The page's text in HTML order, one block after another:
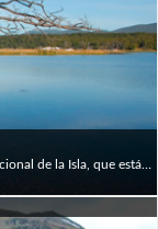
Es una excursión que propone visitar el único Parque Nacional de la Isla, que está ubicado a 12 Km hacia el Oeste de la ciudad de Ushuaia, cerca de la frontera con Chile. Dentro del Parque Nacional se podrá contemplar la flora local compuesta por lengas, guindos, ñires y diferentes especies de arbustos y flores que alcanzan una gran altura y que se vuelven verdaderamente bellos durante el invierno. La fauna está representada tanto por especies nativas como por algunas foráneas, como por ejemplo el zorro colorado, castor, conejo y diferentes especies de pájaros. El Parque aloja paisajes maravillosos como la Bahía Ensenada, el Lago Roca y la Bahía Lapataia, que también se visitarán en el recorrido, incluyendo una pequeña caminata por la orilla del Lago donde observaremos castoreras para llegar a la Bahía Lapataia, ubicada al final de la Ruta Nacional Nº 3 (Ruta Panamericana) a 3063 Km de la ciudad de Buenos Aires. Finalmente, aquí se sentirá el "Fin del Mundo"...